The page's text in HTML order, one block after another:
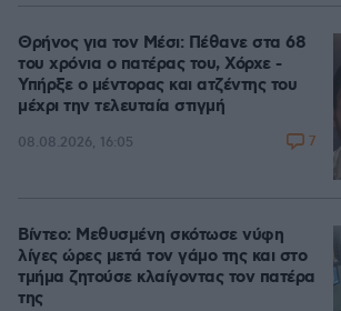
Θρήνος για τον Μέσι: Πέθανε στα 68
του χρόνια ο πατέρας του, Χόρχε -
Υπήρξε ο μέντορας και ατζέντης του
μέχρι την τελευταία στιγμή
08.08.2026, 16:05 7
Βίντεο: Μεθυσμένη σκότωσε νύφη
λίγες ώρες μετά τον γάμο της και στο
τμήμα ζητούσε κλαίγοντας τον πατέρα
της